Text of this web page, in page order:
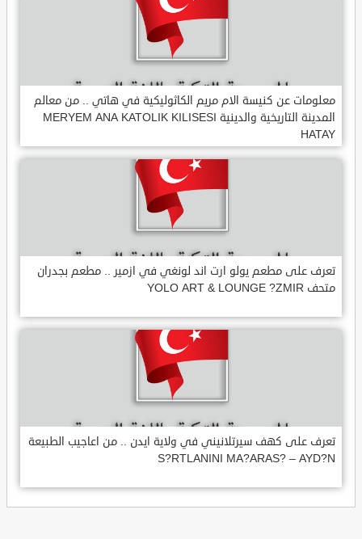
معلومات عن كنيسة الام مريم الكاثوليكية في هاتي .. من معالم
المدينة التاريخية والدينية MERYEM ANA KATOLIK KILISESI
HATAY
تعرف على مطعم يولو ارت اند لونغي في ازمير .. مطعم بجدران
متحف YOLO ART & LOUNGE ?ZMIR
تعرف على كهف سيرتلانيني في ولاية ايدن .. من اعاجيب الطبيعة
S?RTLANINI MA?ARAS? – AYD?N